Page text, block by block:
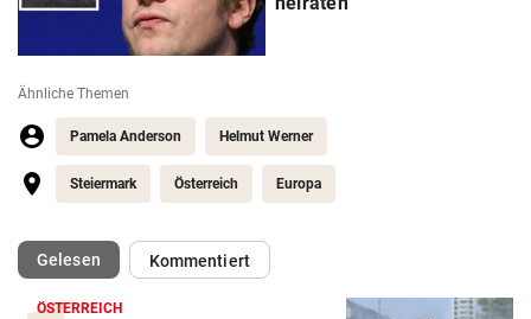
Ähnliche Themen
Pamela Anderson Helmut Werner
Steiermark Österreich Europa
Gelesen(ausgewählt)Kommentiert
ÖSTERREICH